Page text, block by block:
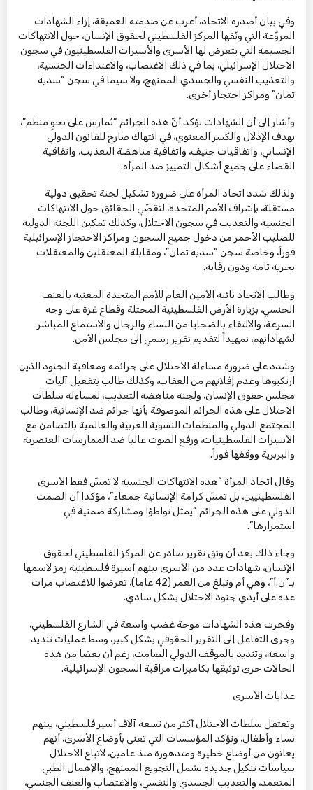
وفي بيان أصدره الاتحاد، أعرب عن صدمته العميقة، إزاء الشهادات
المروّعة التي وثّقها المركز الفلسطيني لحقوق الإنسان، حول الانتهاكات
الجسيمة التي يتعرض لها الأسرى والأسيرات الفلسطينيون في سجون
الاحتلال الإسرائيلي، بما في ذلك الاغتصاب، والاعتداءات الجنسية،
والتعذيب النفسي والجسدي الممنهج، ولا سيما في سجن “سديه
تمان” ومراكز احتجاز أخرى.
وأشار إلى أن الشهادات تؤكد أنّ هذه الجرائم “تُمارس على نحوٍ منظم”،
بهدف الإذلال والكسر المعنوي، في انتهاك صارخ للقانون الدولي
الإنساني، واتفاقيات جنيف، واتفاقية مناهضة التعذيب، واتفاقية
القضاء على جميع أشكال التمييز ضد المرأة.
ولذلك شدد اتحاد المرأة على ضرورة تشكيل لجنة تحقيق دولية
مستقلة، بإشراف الأمم المتحدة، لتقصّي الحقائق حول الانتهاكات
الجنسية والتعذيب في سجون الاحتلال، وكذلك تمكين اللجنة الدولية
للصليب الأحمر من دخول جميع السجون ومراكز الاحتجاز الإسرائيلية
فوراً، وخاصة سجن “سديه تمان”، ومقابلة المعتقلين والمعتقلات
بحرية تامة ودون رقابة.
وطالب الاتحاد نائبة الأمين العام للأمم المتحدة المعنية بالعنف
الجنسي، بزيارة الأرض الفلسطينية المحتلة وقطاع غزة على وجه
السرعة، والالتقاء بالضحايا من النساء والرجال والاستماع المباشر
لشهاداتهم، تمهيداً لتقديم تقرير رسمي إلى مجلس الأمن.
وشدد على ضرورة مساءلة الاحتلال على جرائمه ومعاقبة الجنود الذين
ارتكبوها وعدم إفلاتهم من العقاب، وكذلك طالب بتفعيل آليات
مجلس حقوق الإنسان، ولجنة مناهضة التعذيب، لمساءلة سلطات
الاحتلال على هذه الجرائم الموصوفة بأنها جرائم ضد الإنسانية، وطالب
المجتمع الدولي والمنظمات النسوية العربية والعالمية بالتضامن مع
الأسيرات الفلسطينيات، ورفع الصوت عاليا ضد الممارسات العنصرية
والبربرية ووقفها فوراً.
وقال اتحاد المرأة “هذه الانتهاكات الجنسية لا تمسّ فقط الأسرى
الفلسطينيين، بل تمسّ كرامة الإنسانية جمعاء”، مؤكدا أن الصمت
الدولي على هذه الجرائم “يمثل تواطؤا ومشاركة ضمنية في
استمرارها”.
وجاء ذلك بعد أن وثق تقرير صادر عن المركز الفلسطيني لحقوق
الإنسان، شهادات عدد من الأسرى بينهم أسيرة فلسطينية رمز لاسمها
بـ”ن.أ”، وهي أم وتبلغ من العمر (42 عاما)، تعرضوا للاغتصاب مرات
عدة على أيدي جنود الاحتلال بشكل سادي.
وفجرت هذه الشهادات موجة غضب واسعة في الشارع الفلسطيني،
وجرى التفاعل إلى التقرير الحقوقي بشكل كبير، وسط عمليات تنديد
واسعة، وتنديد بالموقف الدولي الصامت، رغم أن بعضا من هذه
الحالات جرى توثيقها بكاميرات مراقبة السجون الإسرائيلية.
عذابات الأسرى
وتعتقل سلطات الاحتلال أكثر من تسعة آلاف أسير فلسطيني، بينهم
نساء وأطفال، وتؤكد المؤسسات التي تعنى بأوضاع الأسرى، أنهم
يعانون من أوضاع خطيرة ومتدهورة منذ عامين، لاتباع الاحتلال
سياسات تنكيل جديدة تشمل التجويع الممنهج، والإهمال الطبي
المتعمد، والتعذيب الجسدي والنفسي، والاغتصاب والعنف الجنسي،